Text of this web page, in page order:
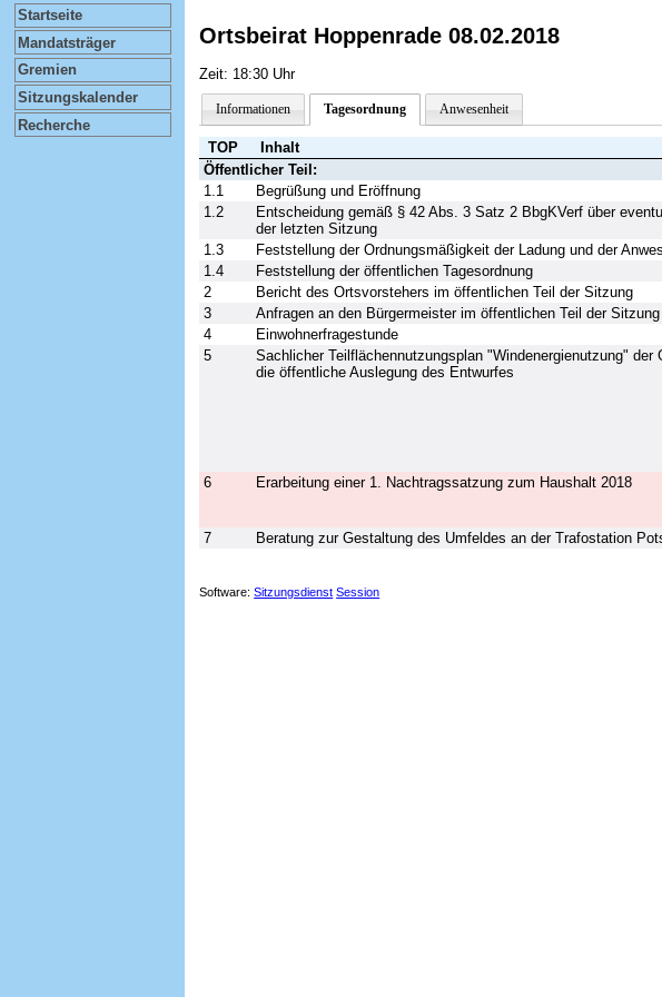
Startseite
Mandatsträger
Gremien
Sitzungskalender
Recherche
Ortsbeirat Hoppenrade 08.02.2018
Zeit: 18:30 Uhr
Informationen Tagesordnung Anwesenheit
TOP Inhalt
Öffentlicher Teil:
1.1
Begrüßung und Eröffnung
1.2
Entscheidung gemäß § 42 Abs. 3 Satz 2 BbgKVerf über
der letzten Sitzung
1.3
Feststellung der Ordnungsmäßigkeit der Ladung und der
1.4
Feststellung der öffentlichen Tagesordnung
2
Bericht des Ortsvorstehers im öffentlichen Teil der Sitzung
3
Anfragen an den Bürgermeister im öffentlichen Teil der
4
Einwohnerfragestunde
5
Sachlicher Teilflächennutzungsplan "Windenergienutzung"
die öffentliche Auslegung des Entwurfes
6 Erarbeitung einer 1. Nachtragssatzung zum Haushalt 2018
7 Beratung zur Gestaltung des Umfeldes an der Trafostation
Software:Sitzungsdienst Session